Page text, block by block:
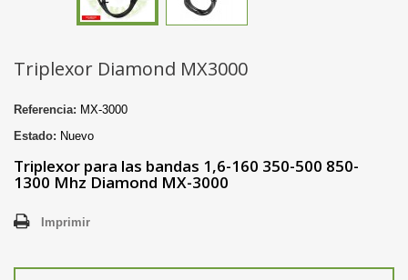
Triplexor Diamond MX3000
Referencia: MX-3000
Estado: Nuevo
Triplexor para las bandas 1,6-160 350-500 850-
1300 Mhz Diamond MX-3000
Imprimir